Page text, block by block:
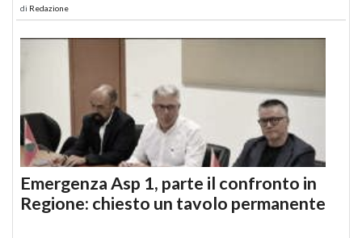
di Redazione
Emergenza Asp 1, parte il confronto in
Regione: chiesto un tavolo permanente